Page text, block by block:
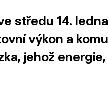
středu 14.
výkon a
jehož